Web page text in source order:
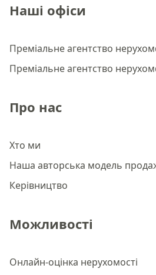
Наші офіси
Преміальне агентство
Преміальне агентство
Про нас
Хто ми
Наша авторська модель
Керівництво
Можливості
Онлайн-оцінка нерухомості